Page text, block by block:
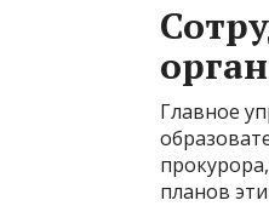
Главное
планов